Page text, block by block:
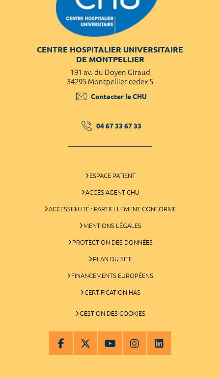
CENTRE HOSPITALIER UNIVERSITAIRE
DE MONTPELLIER
191 av. du Doyen Giraud
34295 Montpellier cedex 5
Contacter le CHU
04 67 33 67 33
ESPACE PATIENT
ACCÈS AGENT CHU
ACCESSIBILITÉ : PARTIELLEMENT CONFORME
MENTIONS LÉGALES
PROTECTION DES DONNÉES
PLAN DU SITE
FINANCEMENTS EUROPÉENS
CERTIFICATION HAS
GESTION DES COOKIES